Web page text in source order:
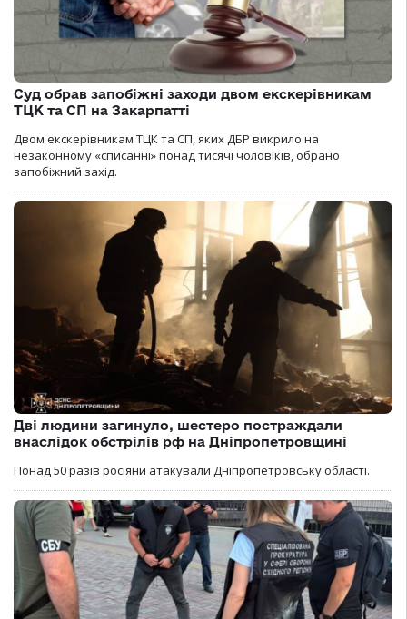
Суд обрав запобіжні заходи двом екскерівникам
ТЦК та СП на Закарпатті
Двом екскерівникам ТЦК та СП, яких ДБР викрило на
незаконному «списанні» понад тисячі чоловіків, обрано
запобіжний захід.
Дві людини загинуло, шестеро постраждали
внаслідок обстрілів рф на Дніпропетровщині
Понад 50 разів росіяни атакували Дніпропетровську області.